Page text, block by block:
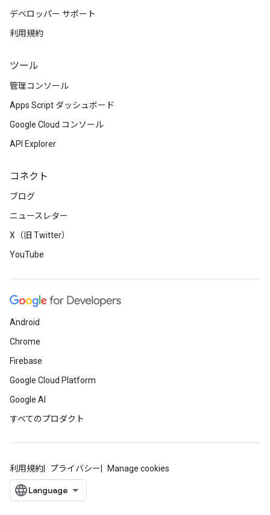
デベロッパー サポート
利用規約
ツール
管理コンソール
Apps Script ダッシュボード
Google Cloud コンソール
API Explorer
コネクト
ブログ
ニュースレター
X（旧 Twitter）
YouTube
Android
Chrome
Firebase
Google Cloud Platform
Google AI
すべてのプロダクト
利用規約 プライバシー Manage cookies